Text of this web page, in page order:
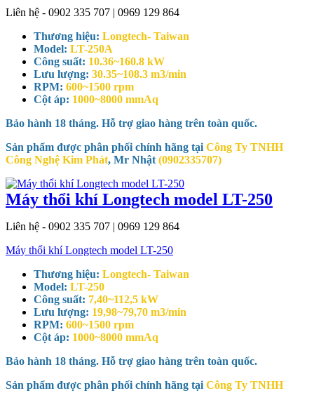
Liên hệ - 0902 335 707 | 0969 129 864
Thương hiệu: Longtech- Taiwan
Model: LT-250A
Công suất: 10.36~160.8 kW
Lưu lượng: 30.35~108.3 m3/min
RPM: 600~1500 rpm
Cột áp: 1000~8000 mmAq
Bảo hành 18 tháng. Hỗ trợ giao hàng trên toàn quốc.
Sản phẩm được phân phối chính hãng tại Công Ty TNHH
Công Nghệ Kim Phát, Mr Nhật (0902335707)
Máy thổi khí Longtech model LT-250
Liên hệ - 0902 335 707 | 0969 129 864
Máy thổi khí Longtech model LT-250
Thương hiệu: Longtech- Taiwan
Model: LT-250
Công suất: 7,40~112,5 kW
Lưu lượng: 19,98~79,70 m3/min
RPM: 600~1500 rpm
Cột áp: 1000~8000 mmAq
Bảo hành 18 tháng. Hỗ trợ giao hàng trên toàn quốc.
Sản phẩm được phân phối chính hãng tại Công Ty TNHH